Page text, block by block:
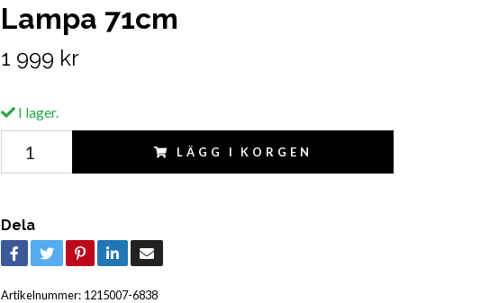
Lampa 71cm
1 999 kr
I lager.
LÄGG I KORGEN
Dela
Artikelnummer: 1215007-6838